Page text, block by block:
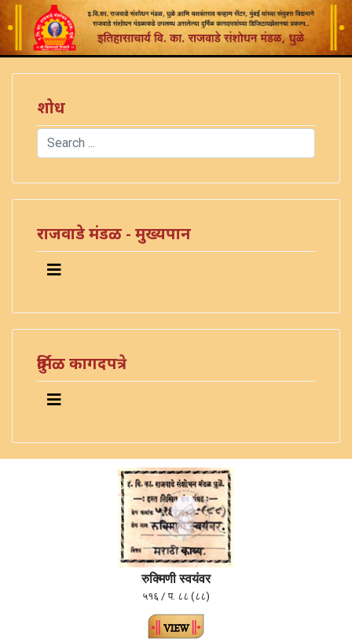
शोध
Search
राजवाडे मंडळ - मुख्यपान
दुर्मिळ कागदपत्रे
रुक्मिणी स्वयंवर
५१६ / प. ८८ (८८)